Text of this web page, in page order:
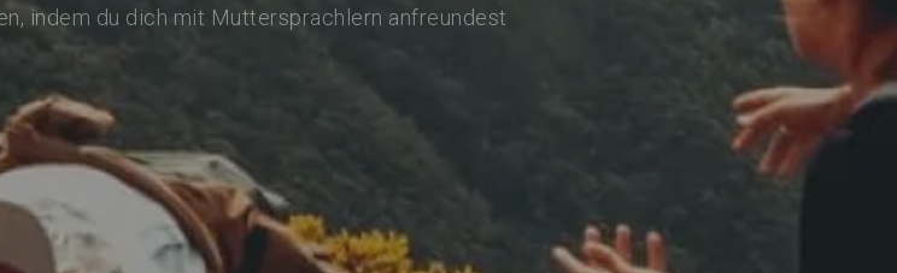
indem du dich mit Muttersprachlern anfreundest